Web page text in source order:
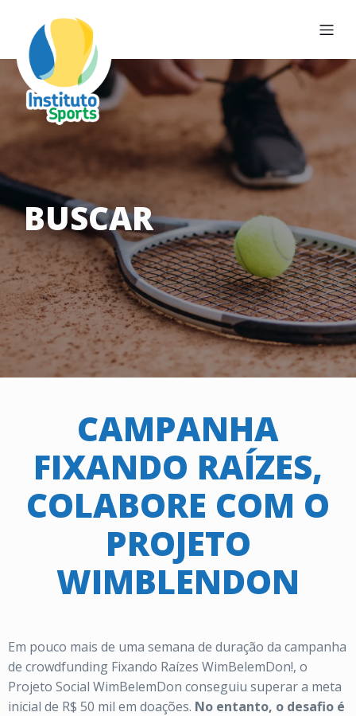
BUSCAR
CAMPANHA
FIXANDO RAÍZES,
COLABORE COM O
PROJETO
WIMBLENDON
Em pouco mais de uma semana de duração da campanha
de crowdfunding Fixando Raízes WimBelemDon!, o
Projeto Social WimBelemDon conseguiu superar a meta
inicial de R$ 50 mil em doações. No entanto, o desafio é